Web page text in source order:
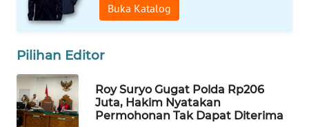
Buka Katalog
Pilihan Editor
Roy Suryo Gugat Polda Rp206
Juta, Hakim Nyatakan
Permohonan Tak Dapat Diterima
WAHANA
INFRASTRUKTUR
WAHANA
KONSUMEN
WAHANA
LISTRIK